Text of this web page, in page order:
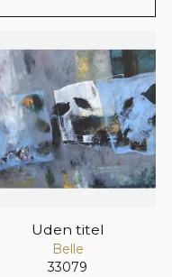
Uden titel
Belle
33079